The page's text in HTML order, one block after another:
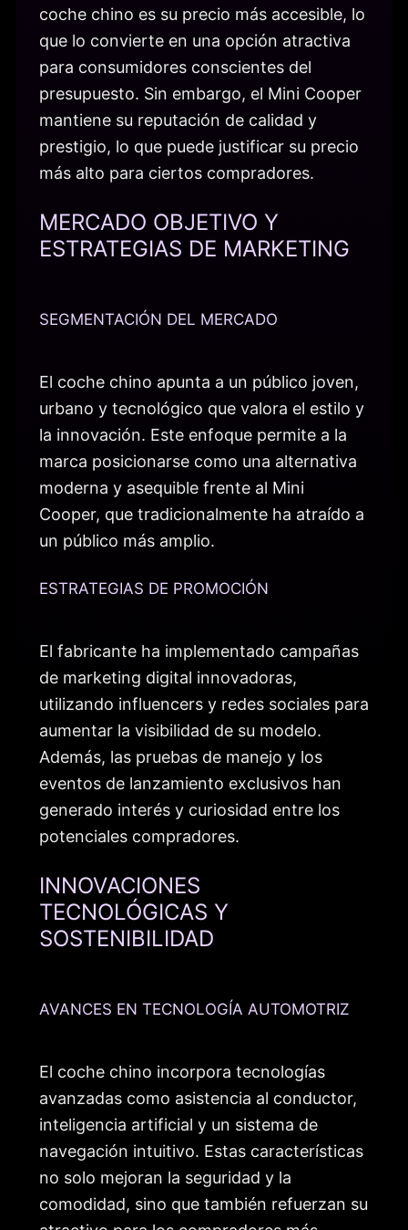
coche chino es su precio más accesible, lo
que lo convierte en una opción atractiva
para consumidores conscientes del
presupuesto. Sin embargo, el Mini Cooper
mantiene su reputación de calidad y
prestigio, lo que puede justificar su precio
más alto para ciertos compradores.
MERCADO OBJETIVO Y
ESTRATEGIAS DE MARKETING
SEGMENTACIÓN DEL MERCADO
El coche chino apunta a un público joven,
urbano y tecnológico que valora el estilo y
la innovación. Este enfoque permite a la
marca posicionarse como una alternativa
moderna y asequible frente al Mini
Cooper, que tradicionalmente ha atraído a
un público más amplio.
ESTRATEGIAS DE PROMOCIÓN
El fabricante ha implementado campañas
de marketing digital innovadoras,
utilizando influencers y redes sociales para
aumentar la visibilidad de su modelo.
Además, las pruebas de manejo y los
eventos de lanzamiento exclusivos han
generado interés y curiosidad entre los
potenciales compradores.
INNOVACIONES
TECNOLÓGICAS Y
SOSTENIBILIDAD
AVANCES EN TECNOLOGÍA AUTOMOTRIZ
El coche chino incorpora tecnologías
avanzadas como asistencia al conductor,
inteligencia artificial y un sistema de
navegación intuitivo. Estas características
no solo mejoran la seguridad y la
comodidad, sino que también refuerzan su